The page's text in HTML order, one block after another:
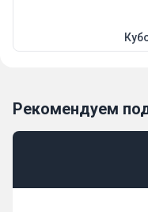
Рекомендуем